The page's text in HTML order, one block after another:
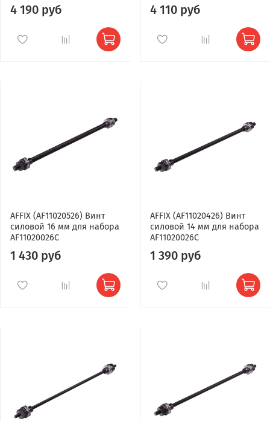
4 190 руб 4 110 руб
AFFIX (AF11020526) Винт
силовой 16 мм для набора
AF11020026C
1 430 руб
AFFIX (AF11020426) Винт
силовой 14 мм для набора
AF11020026C
1 390 руб